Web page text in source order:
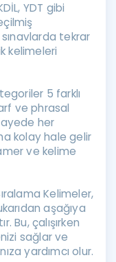
YDT gibi
tekrar
kelimeleri
5 farklı
ve phrasal
her
kolay hale gelir
ve kelime
Kelimeler,
aşağıya
Bu, çalışırken
sağlar ve
yardımcı olur.